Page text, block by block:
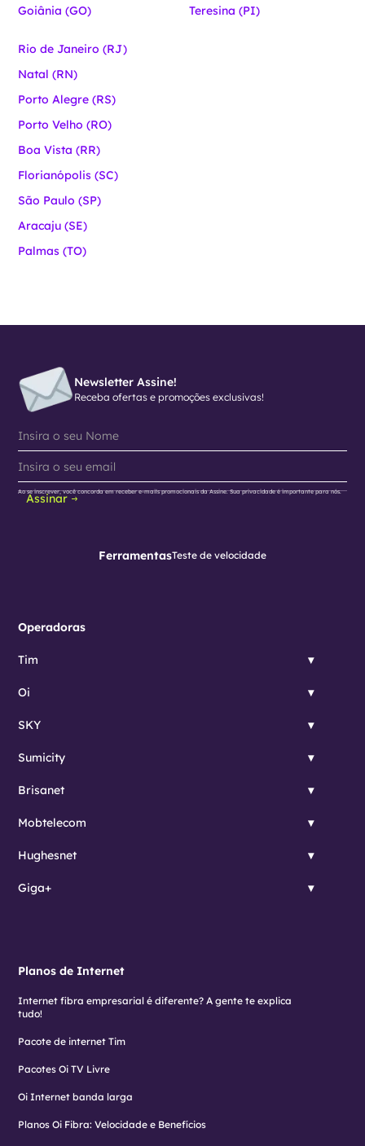
Goiânia (GO) Teresina (PI)
Rio de Janeiro (RJ)
Natal (RN)
Porto Alegre (RS)
Porto Velho (RO)
Boa Vista (RR)
Florianópolis (SC)
São Paulo (SP)
Aracaju (SE)
Palmas (TO)
Newsletter Assine!
Receba ofertas e promoções exclusivas!
Assinar
Ao se inscrever, você concorda em receber e-mails promocionais da Assine. Sua privacidade é importante para nós.
FerramentasTeste de velocidade
Operadoras
Tim
Oi
SKY
Sumicity
Brisanet
Mobtelecom
Hughesnet
Giga+
Planos de Internet
Internet fibra empresarial é diferente? A gente te explica
tudo!
Pacote de internet Tim
Pacotes Oi TV Livre
Oi Internet banda larga
Planos Oi Fibra: Velocidade e Benefícios